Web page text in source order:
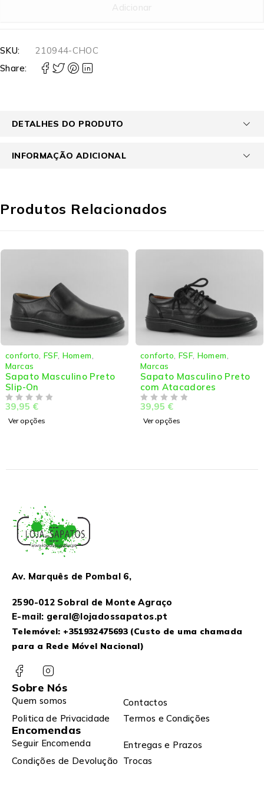
Adicionar
SKU:
210944-CHOC
Share:
DETALHES DO PRODUTO
INFORMAÇÃO ADICIONAL
Produtos Relacionados
,Homem,
Preto
FSF,Homem,
Sapato Masculino Preto
com Atacadores
Av. Marquês de Pombal 6,
2590-012 Sobral de Monte Agraço
E-mail: geral@lojadossapatos.pt
Telemóvel: +351932475693 (Custo de uma chamada
para a Rede Móvel Nacional)
Sobre Nós
Quem somos
Contactos
Politica de Privacidade
Termos e Condições
Encomendas
Seguir Encomenda
Entregas e Prazos
Condições de Devolução Trocas